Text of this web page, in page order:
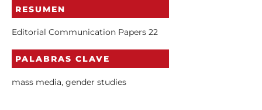
RESUMEN
Editorial Communication Papers 22
PALABRAS CLAVE
mass media, gender studies